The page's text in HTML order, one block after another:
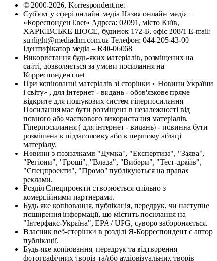
© 2000-2026, Korrespondent.net
Суб'єкт у сфері онлайн-медіа Назва онлайн-медіа –
«КореспонденТ.net» Адреса: 02091, місто Київ,
ХАРКІВСЬКЕ ШОСЕ, будинок 172-Б, офіс 208/1 E-mail:
sunlight@mediadim.com.ua Телефон: 044-205-43-00
Ідентифікатор медіа – R40-06068
Використання будь-яких матеріалів, розміщених на
сайті, дозволяється за умови посилання на
Корреспондент.net.
При копіюванні матеріалів зі сторінки « Новини України
і світу» , для інтернет - видань - обов'язкове пряме
відкрите для пошукових систем гіперпосилання .
Посилання має бути розміщена в незалежності від
повного або часткового використання матеріалів.
Гіперпосилання ( для інтернет - видань) - повинна бути
розміщена в підзаголовку або в першому абзаці
матеріалу.
Новини з позначками "Думка", "Експертиза", "Заява",
"Регіони", "Гроші", "Влада", "Вибори", "Тест-драйв",
"Спецпроекти", "Промо" публікуються на правах
реклами.
Розділ Спецпроекти створюється спільно з
комерційними партнерами.
Будь яке копіювання, публікація, передрук, чи наступне
поширення інформації, що містить посилання на
"Інтерфакс-Україна", EPA / UPG, суворо забороняється.
Власник веб-сторінки в розділі Я-Корреспондент є автор
публікації.
Будь-яке копіювання, передрук та відтворення
фотографічних творів та/або аудіовізуальних творів